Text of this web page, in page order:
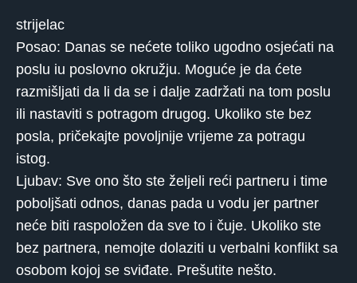
strijelac
Posao: Danas se nećete toliko ugodno osjećati na
poslu iu poslovno okružju. Moguće je da ćete
razmišljati da li da se i dalje zadržati na tom poslu
ili nastaviti s potragom drugog. Ukoliko ste bez
posla, pričekajte povoljnije vrijeme za potragu
istog.
Ljubav: Sve ono što ste željeli reći partneru i time
poboljšati odnos, danas pada u vodu jer partner
neće biti raspoložen da sve to i čuje. Ukoliko ste
bez partnera, nemojte dolaziti u verbalni konflikt sa
osobom kojoj se sviđate. Prešutite nešto.